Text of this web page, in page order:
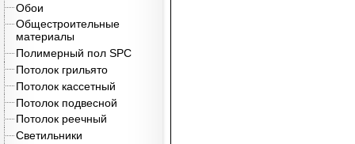
Обои
Общестроительные
материалы
Полимерный пол SPC
Потолок грильято
Потолок кассетный
Потолок подвесной
Потолок реечный
Светильники